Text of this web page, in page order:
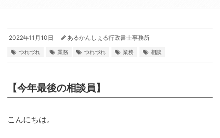
2022年11月10日 あるかんしぇる行政書士事務所
つれづれ 業務 つれづれ 業務 相談
【今年最後の相談員】
こんにちは。